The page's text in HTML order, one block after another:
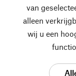
van
alleen
wij u een